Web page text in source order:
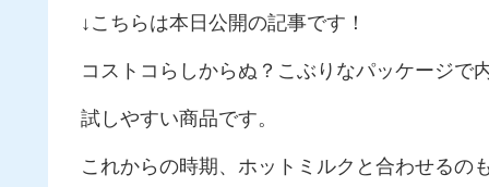
↓こちらは本日公開の記事です！
コストコらしからぬ？こぶりなパッケージで
試しやすい商品です。
これからの時期、ホットミルクと合わせるの